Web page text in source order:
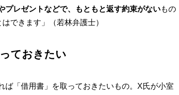
プレゼントなどで、もともと返す約束がないもの
できます」（若林弁護士）
ておきたい
「借用書」を取っておきたいもの。X氏が小室